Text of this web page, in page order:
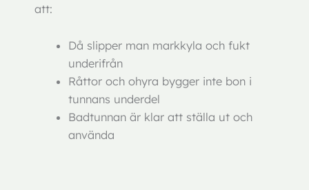
att:
Då slipper man markkyla och fukt
underifrån
Råttor och ohyra bygger inte bon i
tunnans underdel
Badtunnan är klar att ställa ut och
använda